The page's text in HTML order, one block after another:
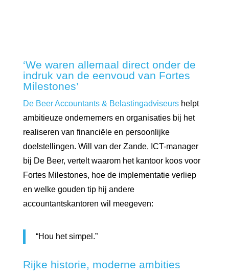
‘We waren allemaal direct onder de
indruk van de eenvoud van Fortes
Milestones’
De Beer Accountants & Belastingadviseurshelpt
ambitieuze ondernemers en organisaties bij het
realiseren van financiële en persoonlijke
doelstellingen. Will van der Zande, ICT-manager
bij De Beer, vertelt waarom het kantoor koos voor
Fortes Milestones, hoe de implementatie verliep
en welke gouden tip hij andere
accountantskantoren wil meegeven:
“Hou het simpel.”
Rijke historie, moderne ambities